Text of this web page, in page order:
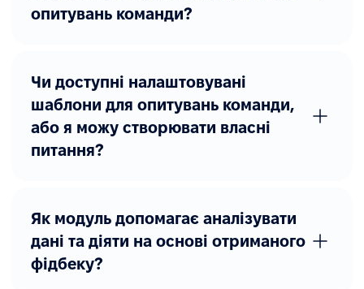
опитувань команди?
Чи доступні налаштовувані
шаблони для опитувань команди,
або я можу створювати власні
питання?
Як модуль допомагає аналізувати
дані та діяти на основі отриманого
фідбеку?